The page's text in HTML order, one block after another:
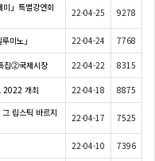
」특별강연회
22-04-25 9278
미노」 22-04-24 7768
집②국제시장 22-04-22 8315
2022 개최 22-04-18 8875
립스틱 바르지
22-04-17 7525
22-04-10 7396